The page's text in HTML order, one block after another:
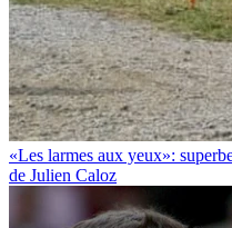
«Les larmes aux yeux»:
de Julien Caloz